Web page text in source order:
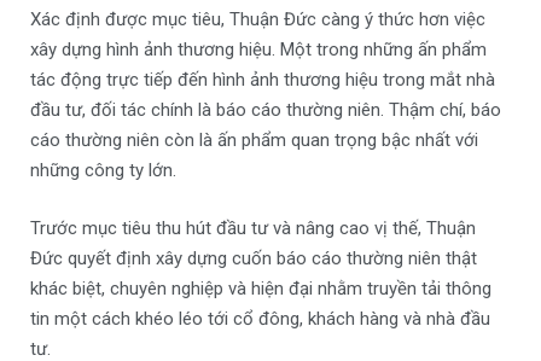
Xác định được mục tiêu, Thuận Đức càng ý thức hơn việc
xây dựng hình ảnh thương hiệu. Một trong những ấn phẩm
tác động trực tiếp đến hình ảnh thương hiệu trong mắt nhà
đầu tư, đối tác chính là báo cáo thường niên. Thậm chí, báo
cáo thường niên còn là ấn phẩm quan trọng bậc nhất với
những công ty lớn.
Trước mục tiêu thu hút đầu tư và nâng cao vị thế, Thuận
Đức quyết định xây dựng cuốn báo cáo thường niên thật
khác biệt, chuyên nghiệp và hiện đại nhằm truyền tải thông
tin một cách khéo léo tới cổ đông, khách hàng và nhà đầu
tư.